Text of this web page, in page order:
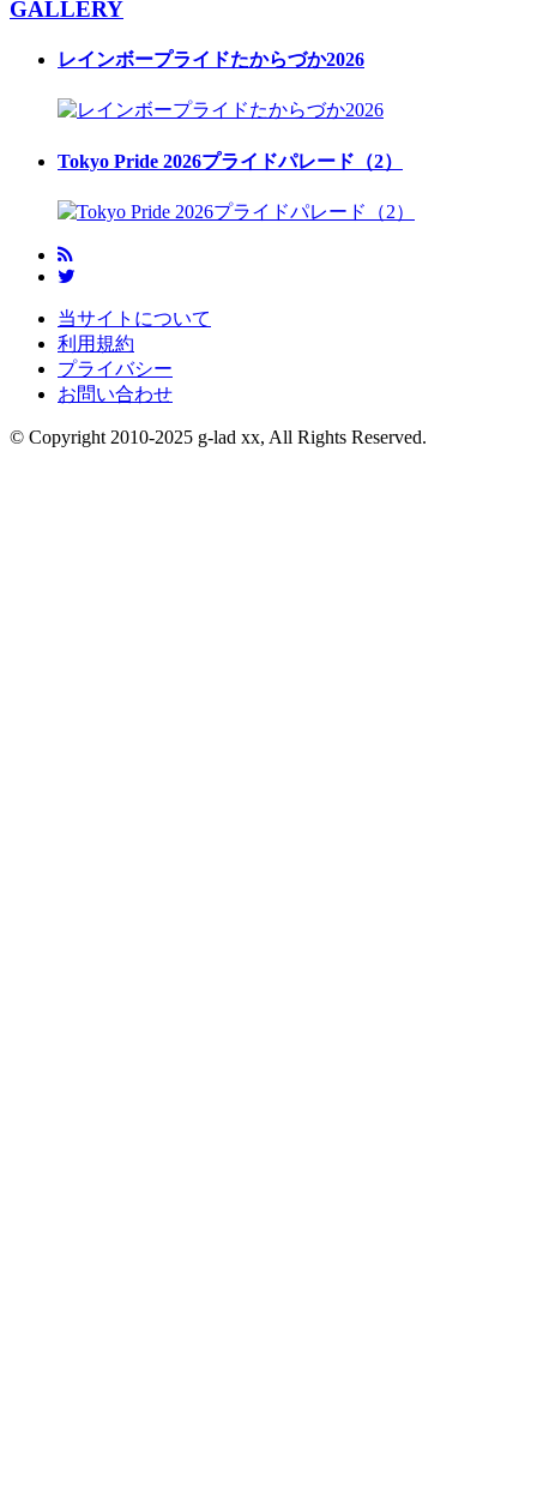
GALLERY
レインボープライドたからづか2026
Tokyo Pride 2026プライドパレード（2）
当サイトについて
利用規約
プライバシー
お問い合わせ
© Copyright 2010-2025 g-lad xx, All Rights Reserved.